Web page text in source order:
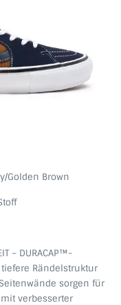
Golden Brown
– DURACAP™-
Rändelstruktur
sorgen für
verbesserter